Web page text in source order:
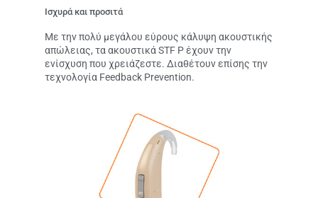
Ισχυρά και προσιτά
Με την πολύ μεγάλου εύρους κάλυψη ακουστικής
απώλειας, τα ακουστικά STF P έχουν την
ενίσχυση που χρειάζεστε. Διαθέτουν επίσης την
τεχνολογία Feedback Prevention.